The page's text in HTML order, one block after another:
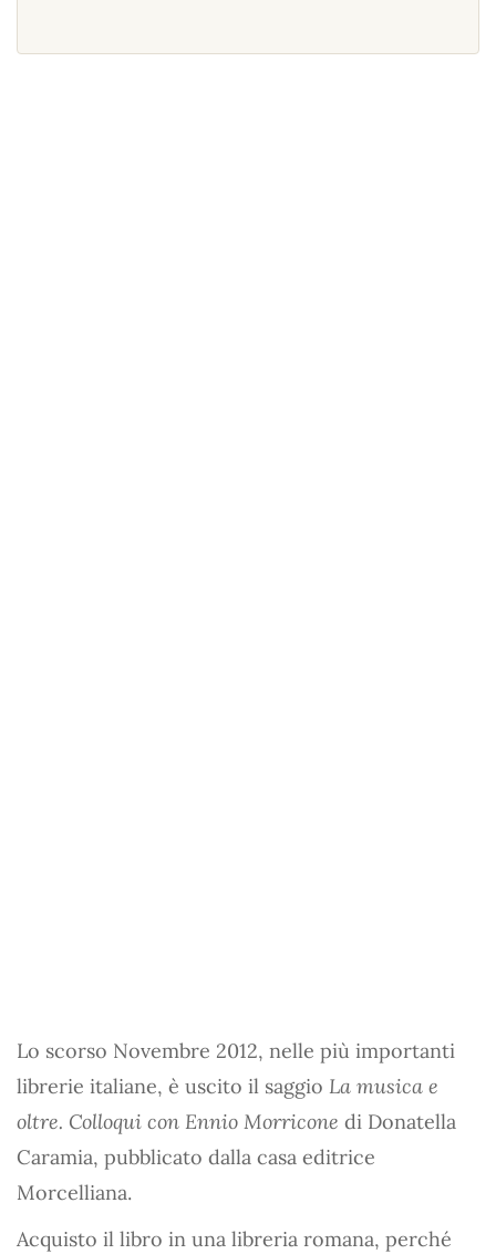
Lo scorso Novembre 2012, nelle più importanti
librerie italiane, è uscito il saggio La musica e
oltre. Colloqui con Ennio Morricone di Donatella
Caramia, pubblicato dalla casa editrice
Morcelliana.
Acquisto il libro in una libreria romana, perché